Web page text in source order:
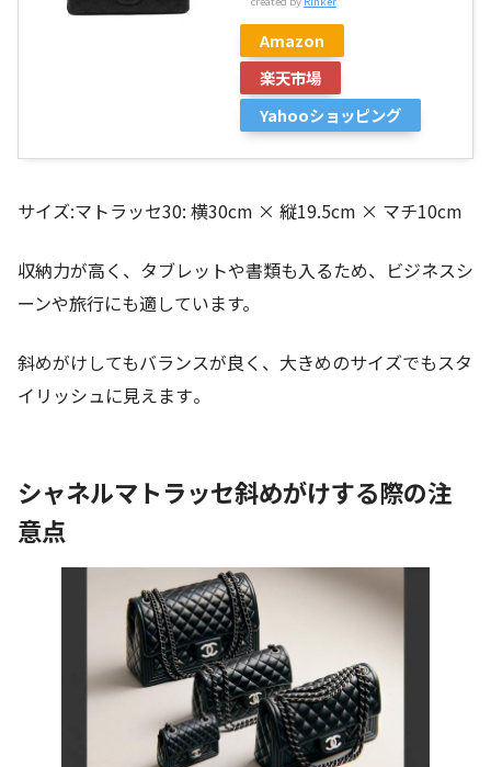
Amazon
楽天市場
Yahooショッピング
サイズ:マトラッセ30: 横30cm × 縦19.5cm × マチ10cm
収納力が高く、タブレットや書類も入るため、ビジネスシ
ーンや旅行にも適しています。
斜めがけしてもバランスが良く、大きめのサイズでもスタ
イリッシュに見えます​。
シャネルマトラッセ斜めがけする際の注
意点